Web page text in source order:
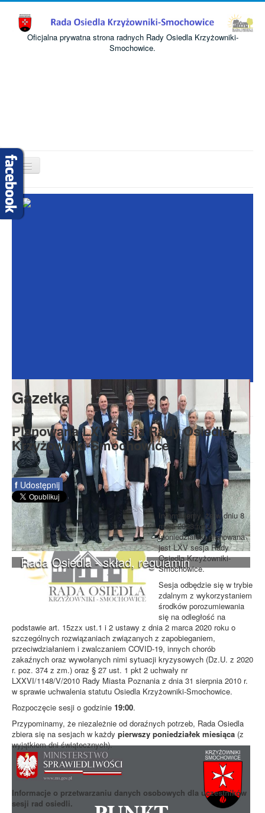
Oficjalna prywatna strona radnych Rady Osiedla Krzyżowniki-
Smochowice.
Przełącz
nawigację
Start
O nas
Rada Seniorów
Rada Osiedla - skład, regulamin
Gazetka
Planowana LXV Sesja Rady Osiedla
Krzyżowniki-Smochowice
f Udostępnij
Informujemy, że w dniu 8
maja 2023 roku
(poniedziałek) planowana
jest LXV sesja Rady
Osiedla Krzyżowniki-
Smochowice.
Sesja odbędzie się w trybie
zdalnym z wykorzystaniem
środków porozumiewania
się na odległość na
podstawie art. 15zzx ust.1 i 2 ustawy z dnia 2 marca 2020 roku o
szczególnych rozwiązaniach związanych z zapobieganiem,
przeciwdziałaniem i zwalczaniem COVID-19, innych chorób
zakaźnych oraz wywołanych nimi sytuacji kryzysowych (Dz.U. z 2020
r. poz. 374 z zm.) oraz § 27 ust. 1 pkt 2 uchwały nr
LXXVI/1148/V/2010 Rady Miasta Poznania z dnia 31 sierpnia 2010 r.
w sprawie uchwalenia statutu Osiedla Krzyżowniki-Smochowice.
Rozpoczęcie sesji o godzinie 19:00.
Przypominamy, że niezależnie od doraźnych potrzeb, Rada Osiedla
zbiera się na sesjach w każdy pierwszy poniedziałek miesiąca (z
wyjątkiem dni świątecznych).
Informacje o przetwarzaniu danych osobowych dla uczestników
sesji rad osiedli.